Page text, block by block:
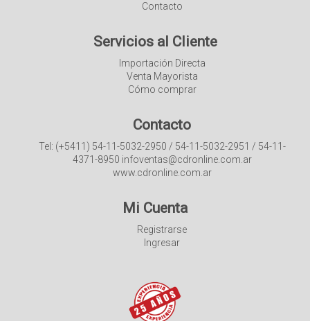
Contacto
Servicios al Cliente
Importación Directa
Venta Mayorista
Cómo comprar
Contacto
Tel: (+5411) 54-11-5032-2950 / 54-11-5032-2951 / 54-11-
4371-8950 infoventas@cdronline.com.ar
www.cdronline.com.ar
Mi Cuenta
Registrarse
Ingresar